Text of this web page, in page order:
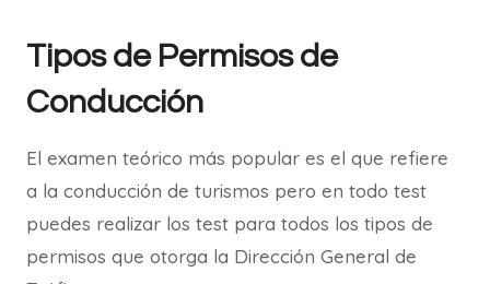
Tipos de Permisos de
Conducción
El examen teórico más popular es el que refiere
a la conducción de turismos pero en todo test
puedes realizar los test para todos los tipos de
permisos que otorga la Dirección General de